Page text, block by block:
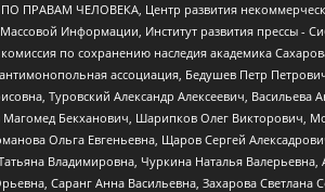
ПРАВАМ ЧЕЛОВЕКА, Центр развития
Информации, Институт развития прессы -
по сохранению наследия академика
антимонопольная ассоциация, Бедушев Петр
Туровский Александр Алексеевич,
Магомед Бекханович, Шарипков Олег Викторович,
Ольга Евгеньевна, Щаров Сергей
Владимировна, Чуркина Наталья
Саранг Анна Васильевна, Захарова